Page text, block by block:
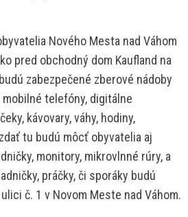
Nového Mesta nad Váhom
pred obchodný dom Kaufland na
zabezpečené zberové nádoby
telefóny, digitálne
kávovary, váhy, hodiny,
tu budú môcť obyvatelia aj
monitory, mikrovlnné rúry, a
práčky, či sporáky budú
č. 1 v Novom Meste nad Váhom.